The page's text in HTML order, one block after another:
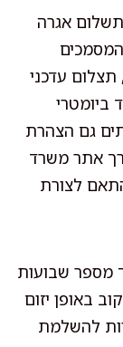
אגרה
תצלום עדכני
ביומטרי
גם הצהרת
אתר משרד
לצורת
מספר שבועות
באופן יזום
להשלמת